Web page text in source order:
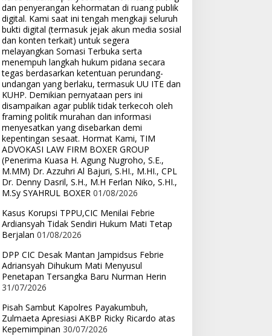
dan penyerangan kehormatan di ruang publik
digital. Kami saat ini tengah mengkaji seluruh
bukti digital (termasuk jejak akun media sosial
dan konten terkait) untuk segera
melayangkan Somasi Terbuka serta
menempuh langkah hukum pidana secara
tegas berdasarkan ketentuan perundang-
undangan yang berlaku, termasuk UU ITE dan
KUHP. Demikian pernyataan pers ini
disampaikan agar publik tidak terkecoh oleh
framing politik murahan dan informasi
menyesatkan yang disebarkan demi
kepentingan sesaat. Hormat Kami, TIM
ADVOKASI LAW FIRM BOXER GROUP
(Penerima Kuasa H. Agung Nugroho, S.E.,
M.MM) Dr. Azzuhri Al Bajuri, S.HI., M.HI., CPL
Dr. Denny Dasril, S.H., M.H Ferlan Niko, S.HI.,
M.Sy SYAHRUL BOXER 01/08/2026
Kasus Korupsi TPPU,CIC Menilai Febrie
Ardiansyah Tidak Sendiri Hukum Mati Tetap
Berjalan 01/08/2026
DPP CIC Desak Mantan Jampidsus Febrie
Adriansyah Dihukum Mati Menyusul
Penetapan Tersangka Baru Nurman Herin
31/07/2026
Pisah Sambut Kapolres Payakumbuh,
Zulmaeta Apresiasi AKBP Ricky Ricardo atas
Kepemimpinan 30/07/2026